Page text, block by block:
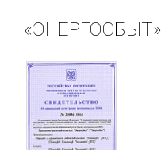
«ЭНЕРГОСБЫТ»